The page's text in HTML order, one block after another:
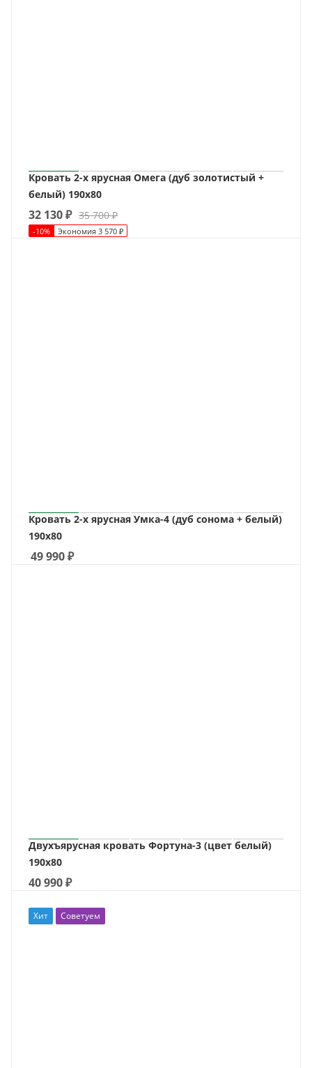
Кровать 2-х ярусная Омега (дуб золотистый +
белый) 190х80
32 130₽ 35 700₽
-10% Экономия 3 570 ₽
Кровать 2-х ярусная Умка-4 (дуб сонома + белый)
190х80
49 990₽
Двухъярусная кровать Фортуна-3 (цвет белый)
190х80
40 990₽
Хит Советуем